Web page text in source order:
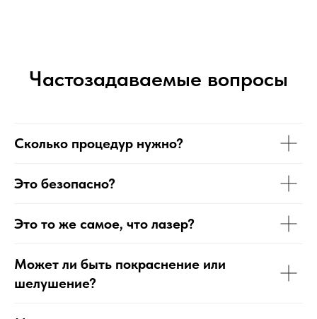
Частозадаваемые вопросы
Сколько процедур нужно?
Это безопасно?
Это то же самое, что лазер?
Может ли быть покраснение или
шелушение?